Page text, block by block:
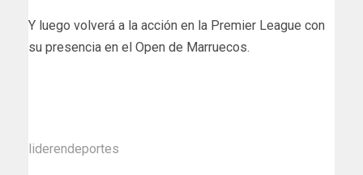
Y luego volverá a la acción en la Premier League con
su presencia en el Open de Marruecos.
liderendeportes